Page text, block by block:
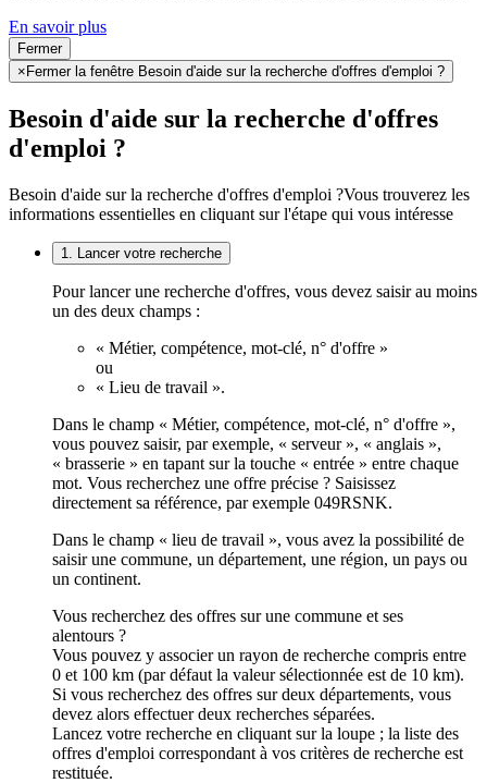
En savoir plus
Fermer
×Fermer la fenêtre Besoin d'aide sur la recherche d'offres d'emploi ?
Besoin d'aide sur la recherche d'offres
d'emploi ?
Besoin d'aide sur la recherche d'offres d'emploi ?Vous trouverez les
informations essentielles en cliquant sur l'étape qui vous intéresse
1. Lancer votre recherche
Pour lancer une recherche d'offres, vous devez saisir au moins
un des deux champs :
« Métier, compétence, mot-clé, n° d'offre »
ou
« Lieu de travail ».
Dans le champ « Métier, compétence, mot-clé, n° d'offre »,
vous pouvez saisir, par exemple, « serveur », « anglais »,
« brasserie » en tapant sur la touche « entrée » entre chaque
mot. Vous recherchez une offre précise ? Saisissez
directement sa référence, par exemple 049RSNK.
Dans le champ « lieu de travail », vous avez la possibilité de
saisir une commune, un département, une région, un pays ou
un continent.
Vous recherchez des offres sur une commune et ses
alentours ?
Vous pouvez y associer un rayon de recherche compris entre
0 et 100 km (par défaut la valeur sélectionnée est de 10 km).
Si vous recherchez des offres sur deux départements, vous
devez alors effectuer deux recherches séparées.
Lancez votre recherche en cliquant sur la loupe ; la liste des
offres d'emploi correspondant à vos critères de recherche est
restituée.